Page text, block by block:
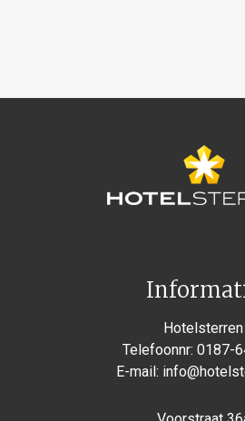
Hotelsterren
Telefoonnr: 0187-
E-mail: